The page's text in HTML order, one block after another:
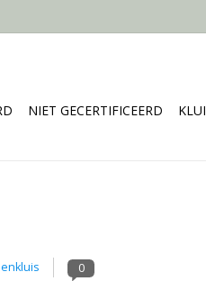
NIET GECERTIFICEERD
0